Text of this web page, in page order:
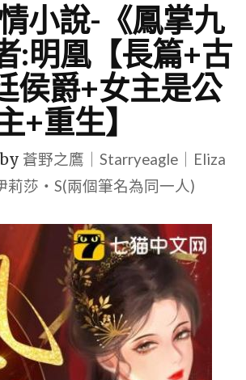
小說-《鳳掌九
:明凰【長篇+古
侯爵+女主是公
+重生】
by 蒼野之鷹｜Starryeagle｜Eliza
莉莎・S(兩個筆名為同一人)